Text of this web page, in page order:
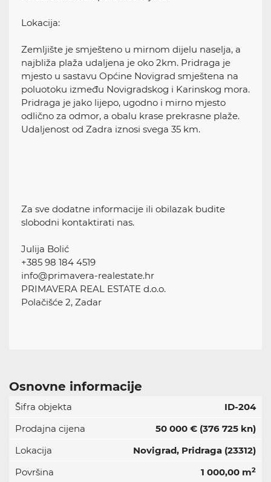
Lokacija:
Zemljište je smješteno u mirnom dijelu naselja, a
najbliža plaža udaljena je oko 2km. Pridraga je
mjesto u sastavu Općine Novigrad smještena na
poluotoku između Novigradskog i Karinskog mora.
Pridraga je jako lijepo, ugodno i mirno mjesto
odlično za odmor, a obalu krase prekrasne plaže.
Udaljenost od Zadra iznosi svega 35 km.
Za sve dodatne informacije ili obilazak budite
slobodni kontaktirati nas.
Julija Bolić
+385 98 184 4519
info@primavera-realestate.hr
PRIMAVERA REAL ESTATE d.o.o.
Polačišće 2, Zadar
Osnovne informacije
Šifra objekta
ID-204
Prodajna cijena
50 000 € (376 725 kn)
Lokacija
Novigrad, Pridraga (23312)
Površina
1 000,00 m2